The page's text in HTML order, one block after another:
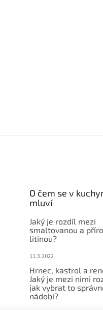
O čem se v
mluví
Jaký je rozdíl mezi
smaltovanou a
litinou?
11.3.2022
Hrnec, kastrol a
Jaký je mezi nimi
jak vybrat to
nádobí?